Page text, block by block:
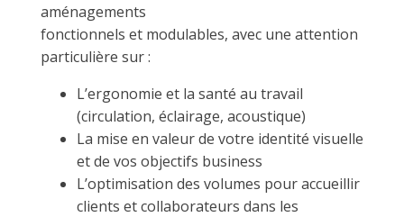
aménagements
fonctionnels et modulables, avec une attention
particulière sur :
L’ergonomie et la santé au travail
(circulation, éclairage, acoustique)
La mise en valeur de votre identité visuelle
et de vos objectifs business
L’optimisation des volumes pour accueillir
clients et collaborateurs dans les